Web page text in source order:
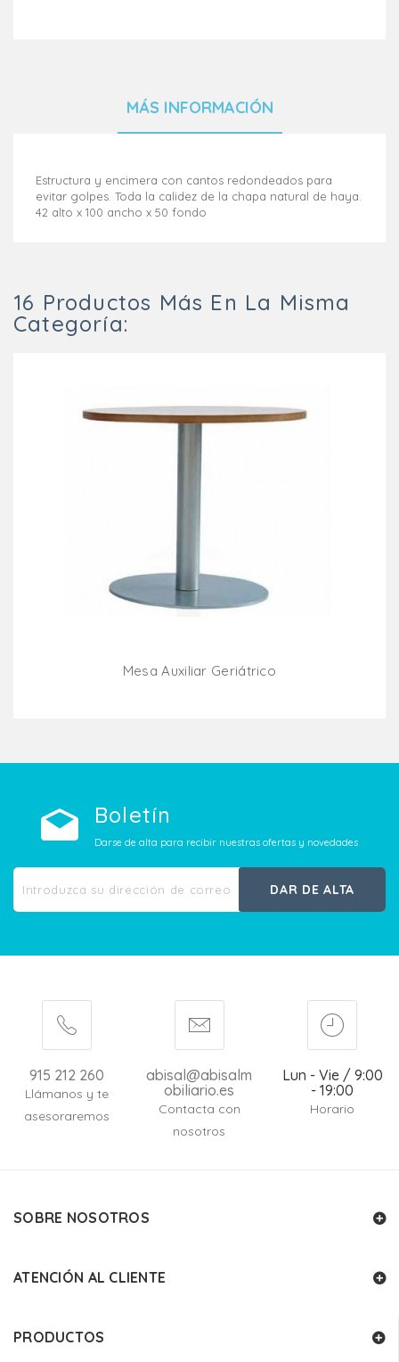
MÁS INFORMACIÓN
Estructura y encimera con cantos redondeados para
evitar golpes. Toda la calidez de la chapa natural de haya.
42 alto x 100 ancho x 50 fondo
16 Productos Más En La Misma
Categoría:
Mesa Auxiliar Geriátrico
Boletín
Darse de alta para recibir nuestras ofertas y novedades
DAR DE ALTA
915 212 260
Llámanos y te
asesoraremos
abisal@abisalm
obiliario.es
Contacta con
nosotros
Lun - Vie / 9:00
- 19:00
Horario
SOBRE NOSOTROS
ATENCIÓN AL CLIENTE
PRODUCTOS